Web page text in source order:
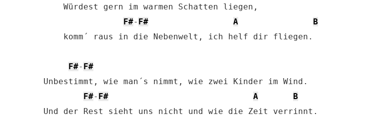
    Würdest gern im warmen Schatten liegen,
F#- F# A
B
    komm´ raus in die Nebenwelt, ich helf dir fliegen.
F#- F#
Unbestimmt, wie man´s nimmt, wie zwei Kinder im Wind.
F#- F# A
B
Und der Rest sieht uns nicht und wie die Zeit verrinnt.